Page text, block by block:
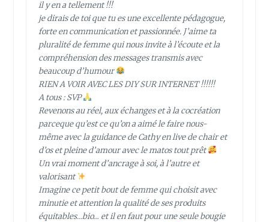
il y en a tellement !!!
je dirais de toi que tu es une excellente pédagogue,
forte en communication et passionnée. J’aime ta
pluralité de femme qui nous invite à l’écoute et la
compréhension des messages transmis avec
beaucoup d’humour
RIEN A VOIR AVEC LES DIY SUR INTERNET !!!!!!
A tous : SVP
Revenons au réel, aux échanges et à la cocréation
parceque qu’est ce qu’on a aimé le faire nous-
même avec la guidance de Cathy en live de chair et
d’os et pleine d’amour avec le matos tout prêt
Un vrai moment d’ancrage à soi, à l’autre et
valorisant
Imagine ce petit bout de femme qui choisit avec
minutie et attention la qualité de ses produits
équitables…bio… et il en faut pour une seule bougie